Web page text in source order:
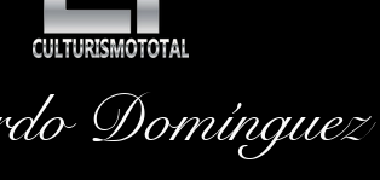
Domínguez